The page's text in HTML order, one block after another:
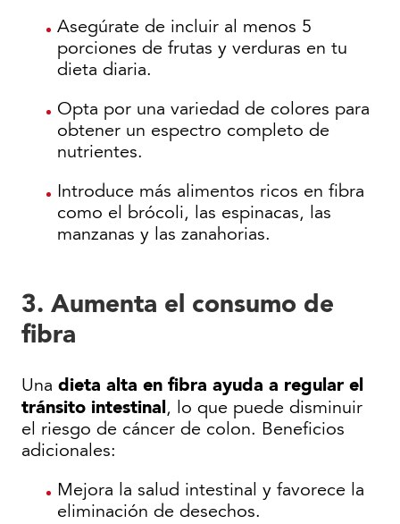
Asegúrate de incluir al menos 5
porciones de frutas y verduras en tu
dieta diaria.
Opta por una variedad de colores para
obtener un espectro completo de
nutrientes.
Introduce más alimentos ricos en fibra
como el brócoli, las espinacas, las
manzanas y las zanahorias.
3. Aumenta el consumo de
fibra
Una dieta alta en fibra ayuda a regular el
tránsito intestinal, lo que puede disminuir
el riesgo de cáncer de colon. Beneficios
adicionales:
Mejora la salud intestinal y favorece la
eliminación de desechos.